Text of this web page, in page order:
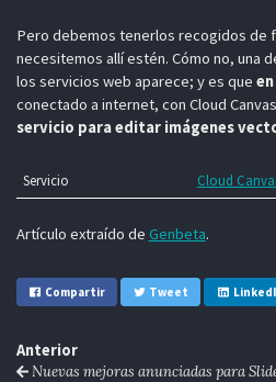
Pero debemos tenerlos recogidos de
necesitemos allí estén. Cómo no, una
los servicios web aparece; y es que
conectado a internet, con Cloud
servicio para editar imágenes
Servicio Cloud
Artículo extraído de Genbeta.
Compartir Tweet
Anterior
Nuevas mejoras anunciadas para